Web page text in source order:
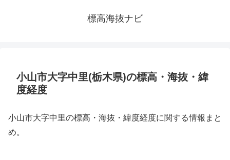
標高海抜ナビ
小山市大字中里(栃木県)の標高・海抜・緯
度経度
小山市大字中里の標高・海抜・緯度経度に関する情報まと
め。